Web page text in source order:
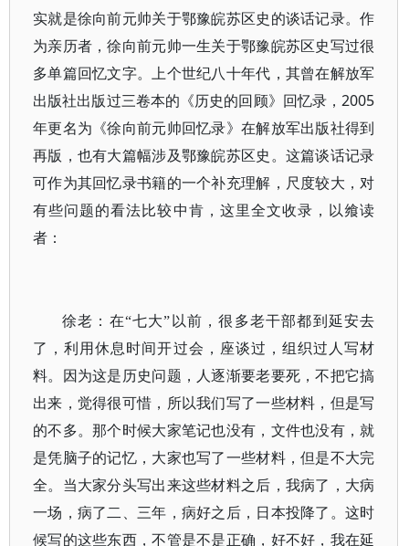
实就是徐向前元帅关于鄂豫皖苏区史的谈话记录。作
为亲历者，徐向前元帅一生关于鄂豫皖苏区史写过很
多单篇回忆文字。上个世纪八十年代，其曾在解放军
出版社出版过三卷本的《历史的回顾》回忆录，2005
年更名为《徐向前元帅回忆录》在解放军出版社得到
再版，也有大篇幅涉及鄂豫皖苏区史。这篇谈话记录
可作为其回忆录书籍的一个补充理解，尺度较大，对
有些问题的看法比较中肯，这里全文收录，以飨读
者：
徐老：在“七大”以前，很多老干部都到延安去
了，利用休息时间开过会，座谈过，组织过人写材
料。因为这是历史问题，人逐渐要老要死，不把它搞
出来，觉得很可惜，所以我们写了一些材料，但是写
的不多。那个时候大家笔记也没有，文件也没有，就
是凭脑子的记忆，大家也写了一些材料，但是不大完
全。当大家分头写出来这些材料之后，我病了，大病
一场，病了二、三年，病好之后，日本投降了。这时
候写的这些东西，不管是不是正确，好不好，我在延